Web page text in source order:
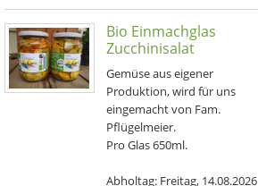
Bio Einmachglas
Zucchinisalat
Gemüse aus eigener
Produktion, wird für uns
eingemacht von Fam.
Pflügelmeier.
Pro Glas 650ml.
Abholtag: Freitag, 14.08.2026